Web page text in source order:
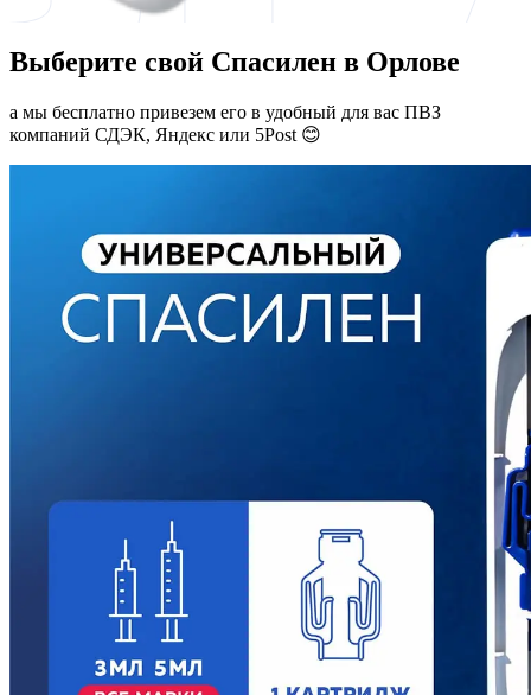
Выберите свой Спасилен в Орлове
а мы бесплатно привезем его в удобный для вас ПВЗ
компаний СДЭК, Яндекс или 5Post 😊